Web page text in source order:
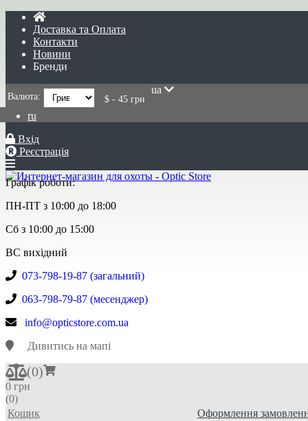
Доставка та Оплата
Контакти
Новини
Бренди
Валюта: $ - 45 грн
ua
ru
Вхід
Реєстрація
Графік роботи:
ПН-ПТ з 10:00 до 18:00
Сб з 10:00 до 15:00
ВС вихідний
073-798-19-87 (загальний)
063-798-79-87 (месенджер)
info@opticstore.com.ua
Дивитись на мапі
(0)
0 грн
(0)
Кошик
Оформлення